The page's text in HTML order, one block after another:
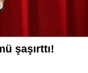
şaşırttı!